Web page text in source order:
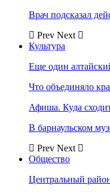
Врач подсказал
Prev Next
Культура
Еще один
Что объединяло
Афиша. Куда
В барнаульском
Prev Next
Общество
Центральный